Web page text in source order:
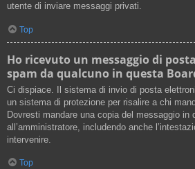
utente di inviare messaggi privati​​.
Top
Ho ricevuto un messaggio di
spam da qualcuno in questa
Ci dispiace. Il sistema di invio di posta
un sistema di protezione per risalire a chi
Dovresti mandare una copia del messaggio in
all’amministratore, includendo anche
intervenire.
Top